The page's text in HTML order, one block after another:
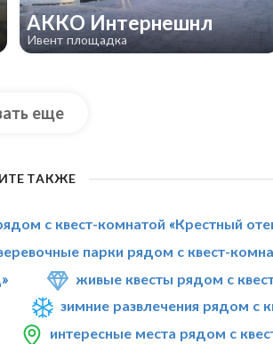
АККО Интернешнл
Ивент площадка
еще
ТАКЖЕ
с квест-комнатой «Крестный
парки рядом с квест-
живые квесты рядом с
зимние развлечения рядом с
интересные места рядом с